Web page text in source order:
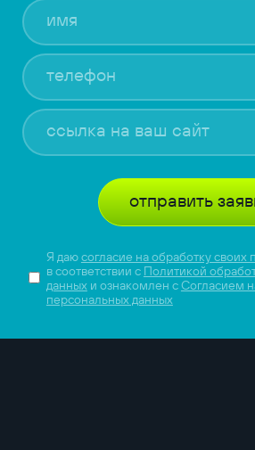
отправить
Я даюсогласие на обработку
в соответствии с Политикой
данныхи ознакомлен сСогласием
персональных данных